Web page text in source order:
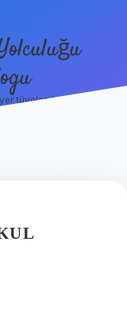
tüyoları burada!